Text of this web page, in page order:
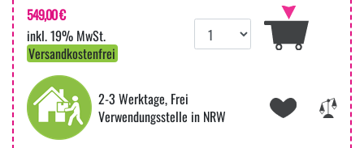
549,00 €
inkl. 19% MwSt.
Versandkostenfrei
2-3 Werktage, Frei
Verwendungsstelle in NRW